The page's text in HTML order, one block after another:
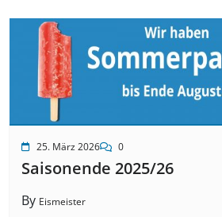
25. März 2026 0
Saisonende 2025/26
By Eismeister